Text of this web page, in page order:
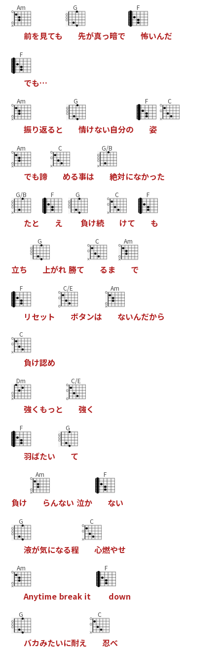
Am
前を見ても
G
先が真っ暗で
F
怖いんだ
F
でも…
Am
振り返る と
G
情けない自分の
F
姿
C
Am
でも諦
C
める事は
G/B
絶対になかった
G/B
たと
F
え
G
負け続
C
けて
F
も
立ち
G
上がれ 勝て
C
る ま
Am
で
F
リセッ ト
C/E
ボタンは
Am
ないんだから
C
負け認め
Dm
強く もっ と
C/E
強く
F
羽ばたい
G
て
負け
Am
らんない 泣か
F
ない
G
液が気になる程
C
心燃やせ
Am
Anytime break it
F
down
G
バカみたいに耐え
C
忍べ